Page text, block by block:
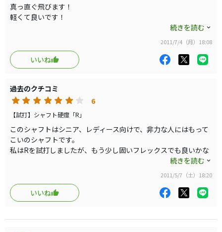
真っ直ぐ飛びます！
軽くて良いです！
続きを読む
2011/7/4（月）18:08
いいね
過去のクチコミ
6
【試打】シャフト硬度「R」
このシャフトはシニア、レディース向けで、非力な人にはもって
こいのシャフトです。
私はRを試打しましたが、もう少し固いフレックスでも良いかな
HP情報では固いフレックスも登場すると言っていましたので、
次回はSなどを試打してみようかとおもいます。
続きを読む
2011/5/7（土）18:20
いいね